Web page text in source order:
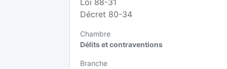
Loi 88-31
Décret 80-34
Chambre
Délits et contraventions
Branche